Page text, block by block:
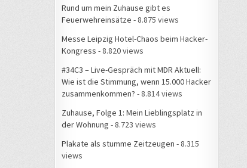
Rund um mein Zuhause gibt es
Feuerwehreinsätze - 8.875 views
Messe Leipzig Hotel-Chaos beim Hacker-
Kongress - 8.820 views
#34C3 – Live-Gespräch mit MDR Aktuell:
Wie ist die Stimmung, wenn 15.000 Hacker
zusammenkommen? - 8.814 views
Zuhause, Folge 1: Mein Lieblingsplatz in
der Wohnung - 8.723 views
Plakate als stumme Zeitzeugen - 8.315
views